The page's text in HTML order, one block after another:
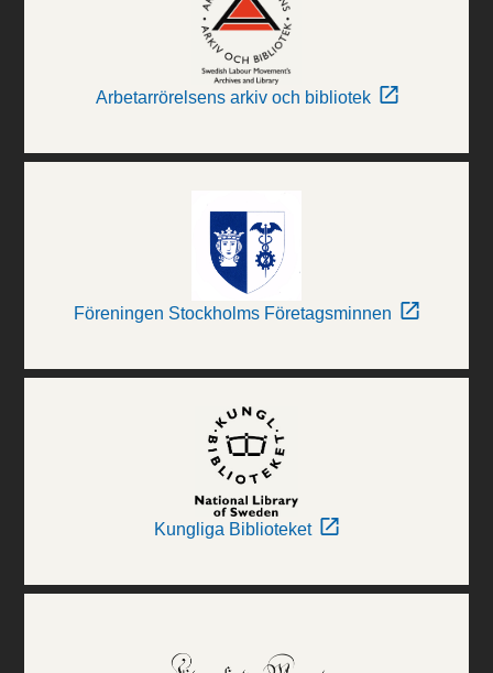
Arbetarrörelsens arkiv och bibliotek
Föreningen Stockholms Företagsminnen
Kungliga Biblioteket